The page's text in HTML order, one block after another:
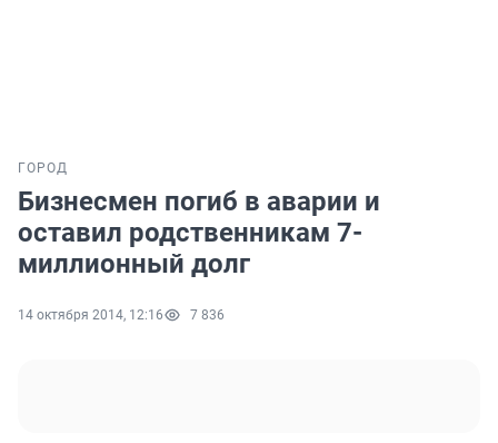
ГОРОД
Бизнесмен погиб в аварии и
оставил родственникам 7-
миллионный долг
14 октября 2014, 12:16 7 836